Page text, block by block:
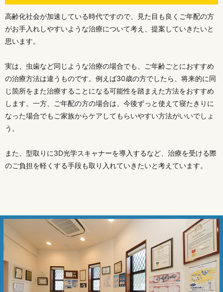
高齢化社会が加速している時代ですので、見た目も良くご年配の方
がお手入れしやすいような治療について考え、提案していきたいと
思います。
実は、虫歯など同じような治療の場合でも、ご年齢ごとにおすすめ
の治療方法は違うものです。例えば30歳の方でしたら、将来的に同
じ箇所をまた治療することになる可能性を踏まえた方法をおすすめ
します。一方、ご年配の方の場合は、今後ずっと使えて寝たきりに
なった場合でもご家族からケアしてもらいやすい方法がいいでしょ
う。
また、型取りに3D光学スキャナーを導入するなど、治療を受ける際
のご負担を軽くする手段も取り入れていきたいと考えています。